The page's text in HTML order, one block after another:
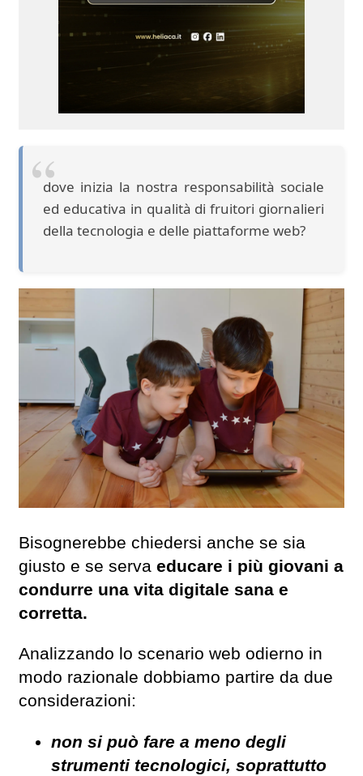
dove inizia la nostra responsabilità sociale
ed educativa in qualità di fruitori giornalieri
della tecnologia e delle piattaforme web?
Bisognerebbe chiedersi anche se sia
giusto e se serva educare i più giovani a
condurre una vita digitale sana e
corretta.
Analizzando lo scenario web odierno in
modo razionale dobbiamo partire da due
considerazioni:
non si può fare a meno degli
strumenti tecnologici, soprattutto